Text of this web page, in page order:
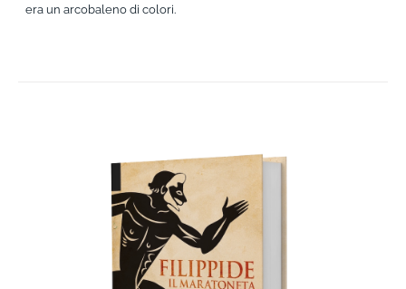
era un arcobaleno di colori.